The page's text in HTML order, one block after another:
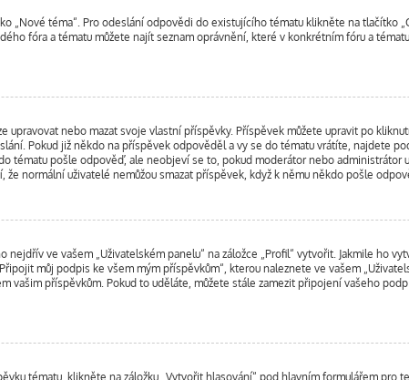
„Nové téma“. Pro odeslání odpovědi do existujícího tématu klikněte na tlačítko
fóra a tématu můžete najít seznam oprávnění, které v konkrétním fóru a
upravovat nebo mazat svoje vlastní příspěvky. Příspěvek můžete upravit po
Pokud již někdo na příspěvek odpověděl a vy se do tématu vrátíte, najdete
tématu pošle odpověď, ale neobjeví se to, pokud moderátor nebo
normální uživatelé nemůžou smazat příspěvek, když k němu někdo pošle
ve vašem „Uživatelském panelu“ na záložce „Profil“ vytvořit. Jakmile ho
můj podpis ke všem mým příspěvkům“, kterou naleznete ve vašem
vašim příspěvkům. Pokud to uděláte, můžete stále zamezit připojení vašeho
tématu, klikněte na záložku „Vytvořit hlasování“ pod hlavním formulářem